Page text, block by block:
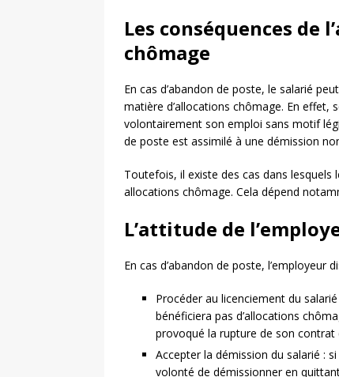
Les conséquences de
chômage
En cas d’abandon de poste, le salarié
matière d’allocations chômage. En effet,
volontairement son emploi sans motif
de poste est assimilé à une démission
Toutefois, il existe des cas dans
allocations chômage. Cela dépend
L’attitude de
En cas d’abandon de poste,
Procéder au licenciement du
bénéficiera pas d’allocations
provoqué la rupture de son contrat
Accepter la démission du salarié :
volonté de démissionner en